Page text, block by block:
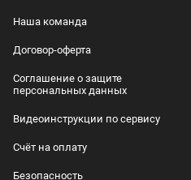
Наша команда
Договор-оферта
Соглашение о защите
персональных данных
Видеоинструкции по сервису
Счёт на оплату
Безопасность